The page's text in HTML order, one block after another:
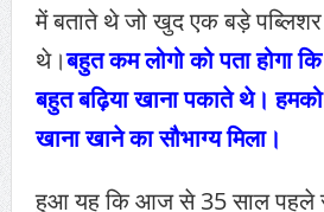
में बताते थे जो खुद एक बड़े
थे।बहुत कम लोगो को पता होगा
बहुत बढ़िया खाना पकाते थे।
खाना खाने का सौभाग्य मिला।
हुआ यह कि आज से 35 साल पहले